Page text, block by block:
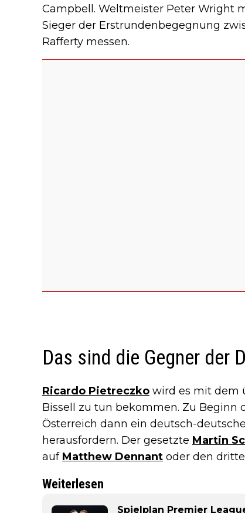
Campbell. Weltmeister Peter Wright
Sieger der Erstrundenbegegnung
Rafferty messen.
Das sind die Gegner der
Ricardo Pietreczko wird es mit dem
Bissell zu tun bekommen. Zu Beginn
Österreich dann ein deutsch-
herausfordern. Der gesetzte Martin
auf Matthew Dennant oder den
Weiterlesen
Spielplan Premier